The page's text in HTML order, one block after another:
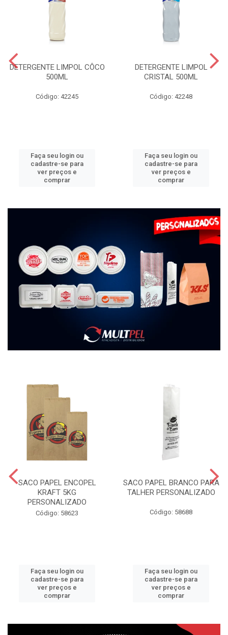
DETERGENTE LIMPOL CÔCO
500ML
Código: 42245
Faça seu login ou
cadastre-se para
ver preços e
comprar
DETERGENTE LIMPOL
CRISTAL 500ML
Código: 42248
Faça seu login ou
cadastre-se para
ver preços e
comprar
SACO PAPEL ENCOPEL
KRAFT 5KG
PERSONALIZADO
Código: 58623
Faça seu login ou
cadastre-se para
ver preços e
comprar
SACO PAPEL BRANCO PARA
TALHER PERSONALIZADO
Código: 58688
Faça seu login ou
cadastre-se para
ver preços e
comprar